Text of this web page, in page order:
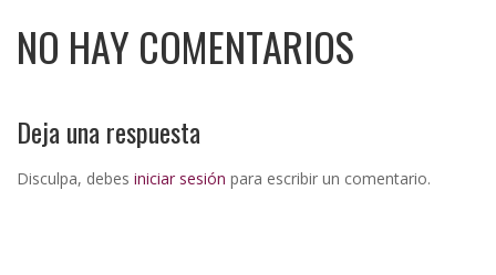
NO HAY COMENTARIOS
Deja una respuesta
Disculpa, debes iniciar sesión para escribir un comentario.